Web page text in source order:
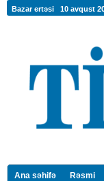
Bazar ertəsi 10 avqust
Ana səhifə Rəsmi